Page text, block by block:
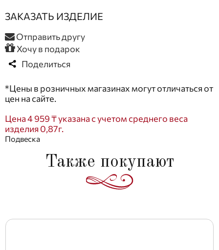
ЗАКАЗАТЬ ИЗДЕЛИЕ
Отправить другу
Хочу в подарок
Поделиться
*Цены в розничных магазинах могут отличаться от
цен на сайте.
Цена 4 959 ₸ указана с учетом среднего веса
изделия 0,87г.
Подвеска
Также покупают